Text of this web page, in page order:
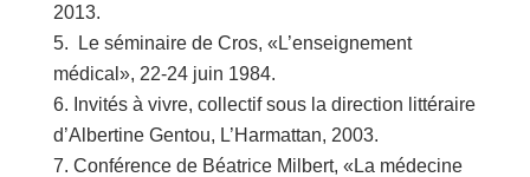
2013.
Le séminaire de Cros, «L’enseignement
médical», 22-24 juin 1984.
Invités à vivre, collectif sous la direction littéraire
d’Albertine Gentou, L’Harmattan, 2003.
Conférence de Béatrice Milbert, «La médecine